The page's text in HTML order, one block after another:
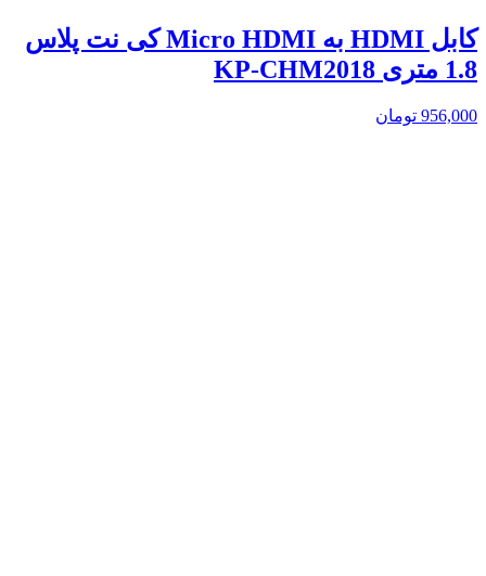
کابل HDMI به Micro HDMI کی نت پلاس
1.8 متری KP-CHM2018
956,000 تومان